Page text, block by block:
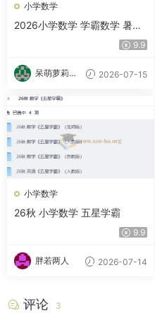
小学数学
2026小学数学 学霸数学 暑假
9.9
呆萌萝莉甜
2026-07-15
小学数学
26秋 小学数学 五星学霸
9.9
胖若两人 2026-07-14
评论 3